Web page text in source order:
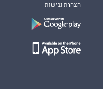
הצהרת נגישות